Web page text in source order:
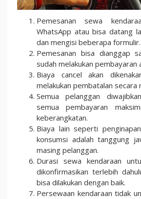
Pemesanan sewa
WhatsApp atau bisa datang
dan mengisi beberapa formulir.
Pemesanan bisa dianggap
sudah melakukan pembayaran
Biaya cancel akan
melakukan pembatalan secara
Semua pelanggan
semua pembayaran
keberangkatan.
Biaya lain seperti
konsumsi adalah tanggung
masing pelanggan.
Durasi sewa kendaraan
dikonfirmasikan terlebih
bisa dilakukan dengan baik.
Persewaan kendaraan tidak